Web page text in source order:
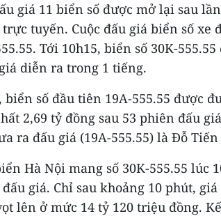
giá 11 biển số được mở lại sau
tuyến. Cuộc đấu giá biển số xe
Tới 10h15, biển số 30K-
diễn ra trong 1 tiếng.
biển số đầu tiên 19A-555.55 được
2,69 tỷ đồng sau 53 phiên đấu
ra đấu giá (19A-555.55) là Đỗ
Hà Nội mang số 30K-555.55 lúc
giá. Chỉ sau khoảng 10 phút,
lên ở mức 14 tỷ 120 triệu đồng.